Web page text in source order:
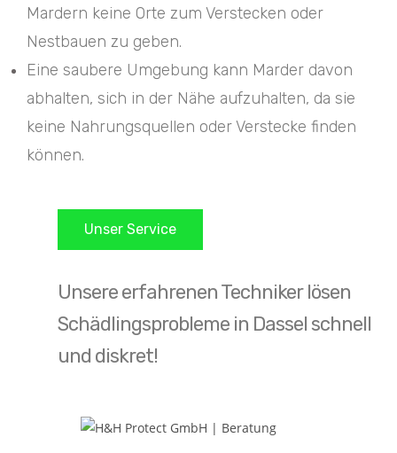
Mardern keine Orte zum Verstecken oder
Nestbauen zu geben.
Eine saubere Umgebung kann Marder davon
abhalten, sich in der Nähe aufzuhalten, da sie
keine Nahrungsquellen oder Verstecke finden
können.
Unser Service
Unsere erfahrenen Techniker lösen
Schädlingsprobleme in Dassel schnell
und diskret!